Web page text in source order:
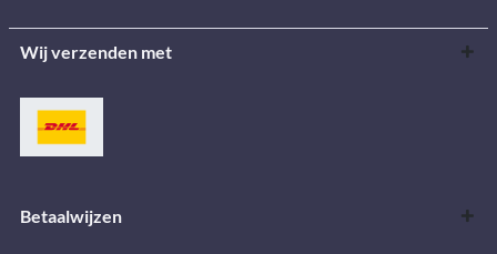
Wij verzenden met
Betaalwijzen